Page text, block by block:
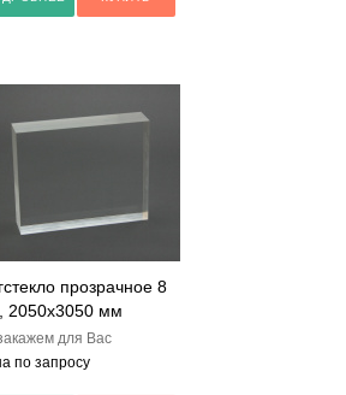
прозрачное 8
2050х3050 мм
для Вас
по запросу